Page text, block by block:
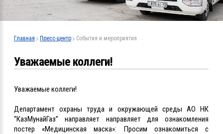
Главная Пресс-центр События и мероприятия
Уважаемые коллеги!
Уважаемые коллеги!
Департамент охраны труда и окружающей среды АО НК
“КазМунайГаз” направляет направляет для ознакомления
постер «Медицинская маска»: Просим ознакомиться с